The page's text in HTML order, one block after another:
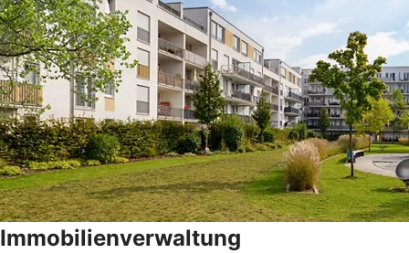
Immobilienverwaltung